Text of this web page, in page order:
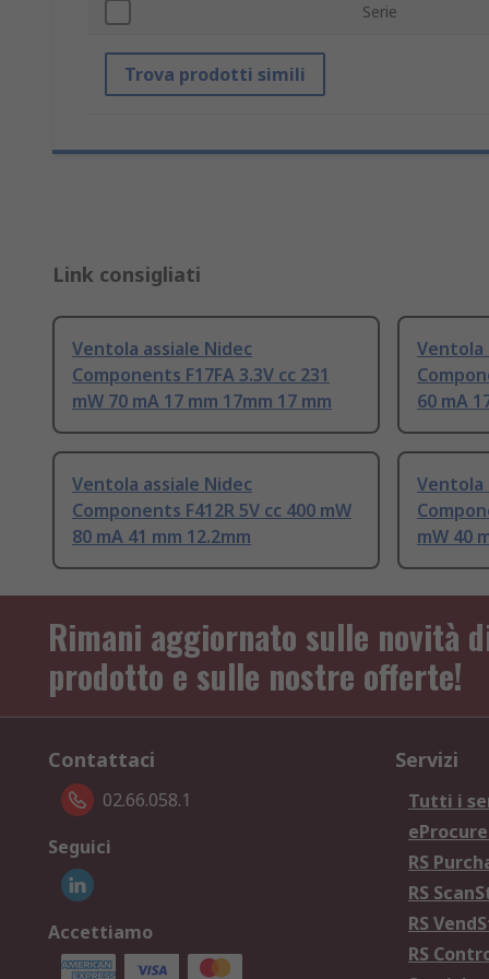
Serie
Trova prodotti simili
Link consigliati
Ventola assiale Nidec
Components F17FA 3.3V cc 231
mW 70 mA 17 mm 17mm 17 mm
Ventola
60 mA
Ventola assiale Nidec
Components F412R 5V cc 400 mW
80 mA 41 mm 12.2mm
Ventola
mW 40
Rimani aggiornato sulle novità
prodotto e sulle nostre offerte!
Contattaci
02.66.058.1
Seguici
Accettiamo
Servizi
Tutti i
RS
RS
RS
RS